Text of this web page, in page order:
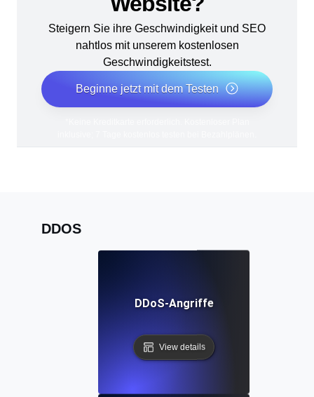
Steigern Sie ihre Geschwindigkeit und SEO
nahtlos mit unserem kostenlosen
Geschwindigkeitstest.
Beginne jetzt mit dem Testen
DDOS
DDoS-Angriffe
View details